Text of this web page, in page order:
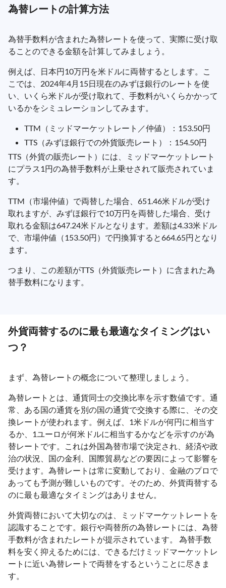
為替レートの計算方法
為替手数料が含まれた為替レートを使って、実際に受け取
ることのできる金額を計算してみましょう。
例えば、日本円10万円を米ドルに両替するとします。こ
こでは、2024年4月15日現在のみずほ銀行のレートを使
い、いくら米ドルが受け取れて、手数料がいくらかかって
いるかをシミュレーションしてみます。
TTM（ミッドマーケットレート／仲値）：153.50円
TTS（みずほ銀行での外貨販売レート）：154.50円
TTS（外貨の販売レート）には、ミッドマーケットレート
にプラス1円の為替手数料が上乗せされて販売されていま
す。
TTM（市場仲値）で両替した場合、651.46米ドルが受け
取れますが、みずほ銀行で10万円を両替した場合、受け
取れる金額は647.24米ドルとなります。差額は4.33米ドル
で、市場仲値（153.50円）で円換算すると664.65円となり
ます。
つまり、この差額がTTS（外貨販売レート）に含まれた為
替手数料になります。
外貨両替するのに最も最適なタイミングはい
つ？
まず、為替レートの概念について整理しましょう。
為替レートとは、通貨同士の交換比率を示す数値です。通
常、ある国の通貨を別の国の通貨で交換する際に、その交
換レートが使われます。例えば、1米ドルが何円に相当す
るか、1ユーロが何米ドルに相当するかなどを示すのが為
替レートです。これは外国為替市場で決定され、経済や政
治の状況、国の金利、国際貿易などの要因によって影響を
受けます。為替レートは常に変動しており、金融のプロで
あっても予測が難しいものです。そのため、外貨両替する
のに最も最適なタイミングはありません。
外貨両替において大切なのは、ミッドマーケットレートを
認識することです。銀行や両替所の為替レートには、為替
手数料が含まれたレートが提示されています。 為替手数
料を安く抑えるためには、できるだけミッドマーケットレ
ートに近い為替レートで両替をするということに尽きま
す。